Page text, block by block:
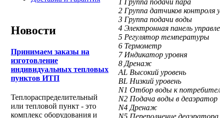
Новости
Принимаем заказы на
изготовление
индивидуальных тепловых
пунктов ИТП
Теплораспределительный
или тепловой пункт - это
комплекс оборудования и
2 Группа датчиков контроля
3 Группа подачи воды
4 Электронная панель
5 Регулятор температуры
6 Термометр
7 Индикатор уровня
8 Дренаж
AL Высокий уровень
BL Низкий уровень
N1 Отбор воды к
N2 Подача воды в деаэратор
N4 Дренаж
N5 Переполнение деаэратора